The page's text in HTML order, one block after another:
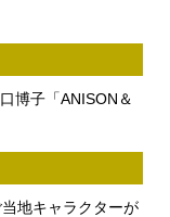
博子「ANISON＆
地キャラクターが